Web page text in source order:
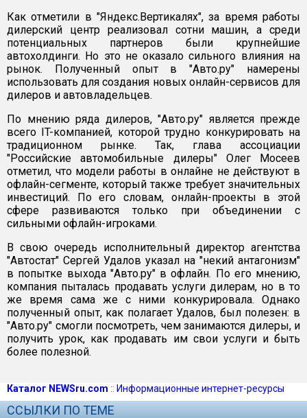
Как отметили в "Яндекс.Вертикалях", за время работы
дилерский центр реализовал сотни машин, а среди
потенциальных партнеров были крупнейшие
автохолдинги. Но это не оказало сильного влияния на
рынок. Полученный опыт в "Авто.ру" намерены
использовать для создания новых онлайн-сервисов для
дилеров и автовладельцев.
По мнению ряда дилеров, "Авто.ру" является прежде
всего IT-компанией, которой трудно конкурировать на
традиционном рынке. Так, глава ассоциации
"Российские автомобильные дилеры" Олег Мосеев
отметил, что модели работы в онлайне не действуют в
офлайн-сегменте, который также требует значительных
инвестиций. По его словам, онлайн-проекты в этой
сфере развиваются только при объединении с
сильными офлайн-игроками.
В свою очередь исполнительный директор агентства
"Автостат" Сергей Удалов указал на "некий антагонизм"
в попытке выхода "Авто.ру" в офлайн. По его мнению,
компания пыталась продавать услуги дилерам, но в то
же время сама же с ними конкурировала. Однако
полученный опыт, как полагает Удалов, был полезен: в
"Авто.ру" смогли посмотреть, чем занимаются дилеры, и
получить урок, как продавать им свои услуги и быть
более полезной.
Каталог NEWSru.com :: Информационные интернет-ресурсы
ССЫЛКИ ПО ТЕМЕ